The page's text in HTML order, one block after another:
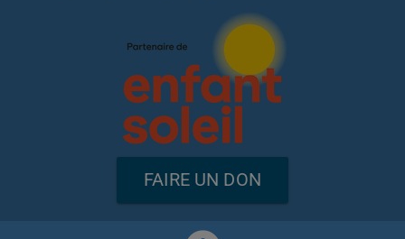
FAIRE UN DON